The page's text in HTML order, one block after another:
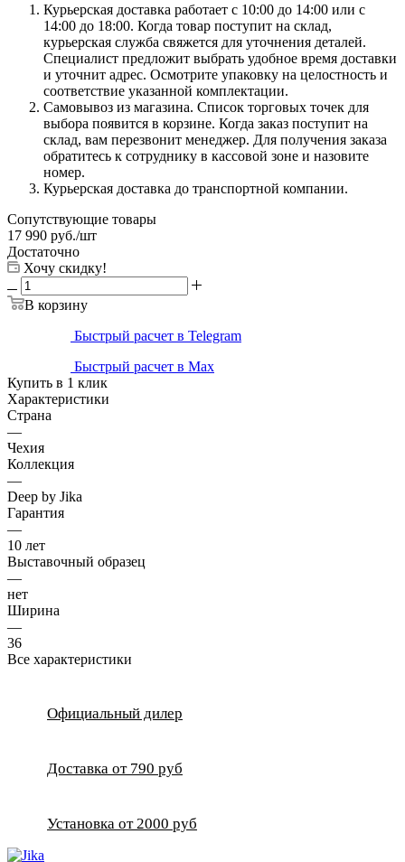
Курьерская доставка работает с 10:00 до 14:00 или с
14:00 до 18:00. Когда товар поступит на склад,
курьерская служба свяжется для уточнения деталей.
Специалист предложит выбрать удобное время доставки
и уточнит адрес. Осмотрите упаковку на целостность и
соответствие указанной комплектации.
Самовывоз из магазина. Список торговых точек для
выбора появится в корзине. Когда заказ поступит на
склад, вам перезвонит менеджер. Для получения заказа
обратитесь к сотруднику в кассовой зоне и назовите
номер.
Курьерская доставка до транспортной компании.
Сопутствующие товары
17 990 руб./шт
Достаточно
Хочу скидку!
В корзину
Быстрый расчет в Telegram
Быстрый расчет в Max
Купить в 1 клик
Характеристики
Страна
—
Чехия
Коллекция
—
Deep by Jika
Гарантия
—
10 лет
Выставочный образец
—
нет
Ширина
—
36
Все характеристики
Официальный дилер
Доставка от 790 руб
Установка от 2000 руб